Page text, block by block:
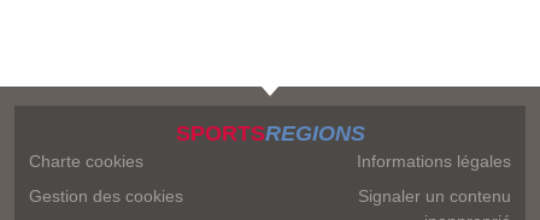
SPORTSREGIONS
Charte cookies
Gestion des cookies
Informations légales
Signaler un contenu